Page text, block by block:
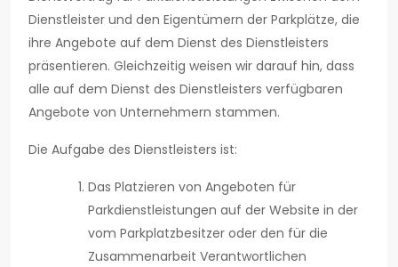
Dienstleister und den Eigentümern der Parkplätze, die
ihre Angebote auf dem Dienst des Dienstleisters
präsentieren. Gleichzeitig weisen wir darauf hin, dass
alle auf dem Dienst des Dienstleisters verfügbaren
Angebote von Unternehmern stammen.
Die Aufgabe des Dienstleisters ist:
Das Platzieren von Angeboten für
Parkdienstleistungen auf der Website in der
vom Parkplatzbesitzer oder den für die
Zusammenarbeit Verantwortlichen